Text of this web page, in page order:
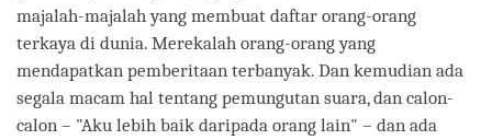
majalah-majalah yang membuat daftar orang-orang
terkaya di dunia. Merekalah orang-orang yang
mendapatkan pemberitaan terbanyak. Dan kemudian ada
segala macam hal tentang pemungutan suara, dan calon-
calon – "Aku lebih baik daripada orang lain" – dan ada